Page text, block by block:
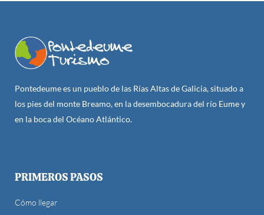
Pontedeume es un pueblo de las Rías Altas de Galicia, situado a
los pies del monte Breamo, en la desembocadura del río Eume y
en la boca del Océano Atlántico.
PRIMEROS PASOS
Cómo llegar